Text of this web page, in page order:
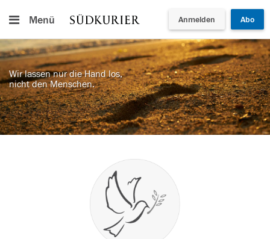
Menü Anmelden Abo
Wir lassen nur die Hand los,
nicht den Menschen.